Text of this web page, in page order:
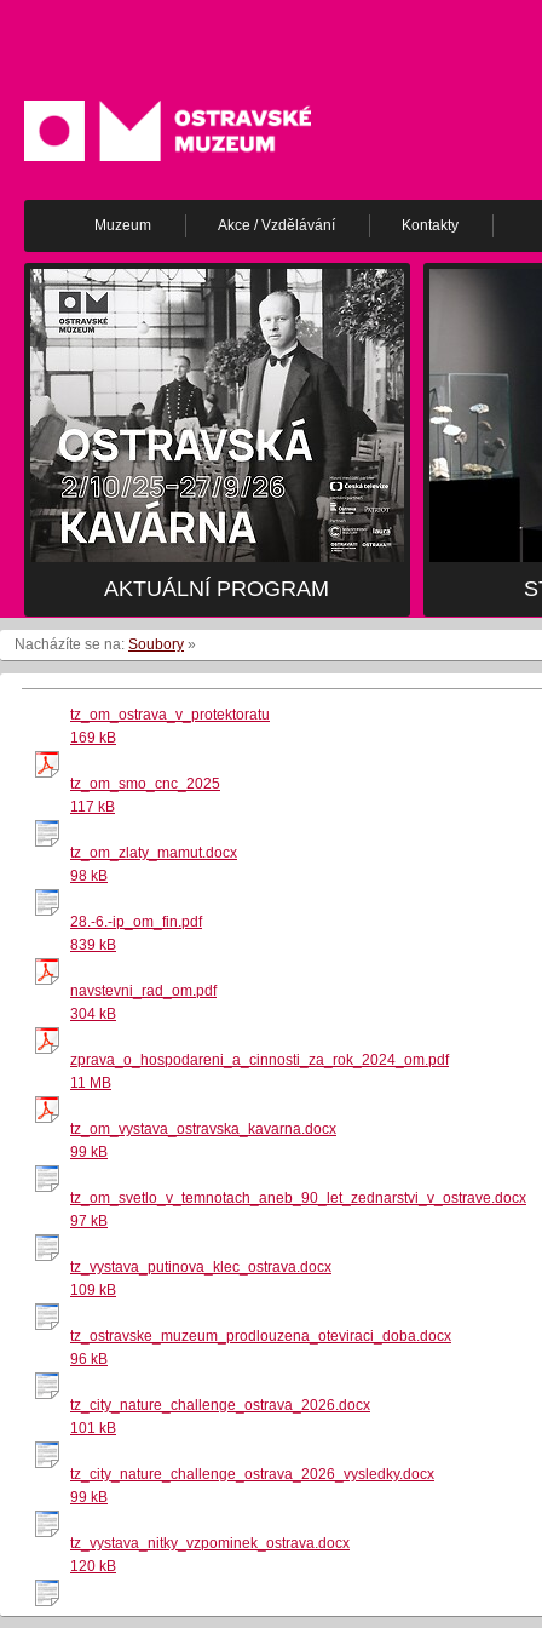
Muzeum Akce / Vzdělávání Kontakty
AKTUÁLNÍ PROGRAM
Nacházíte se na: Soubory »
tz_om_ostrava_v_protektoratu
169 kB
tz_om_smo_cnc_2025
117 kB
tz_om_zlaty_mamut.docx
98 kB
28.-6.-ip_om_fin.pdf
839 kB
navstevni_rad_om.pdf
304 kB
zprava_o_hospodareni_a_cinnosti_za_rok_2024_om.pdf
11 MB
tz_om_vystava_ostravska_kavarna.docx
99 kB
tz_om_svetlo_v_temnotach_aneb_90_let_zednarstvi_v_ostrave.docx
97 kB
tz_vystava_putinova_klec_ostrava.docx
109 kB
tz_ostravske_muzeum_prodlouzena_oteviraci_doba.docx
96 kB
tz_city_nature_challenge_ostrava_2026.docx
101 kB
tz_city_nature_challenge_ostrava_2026_vysledky.docx
99 kB
tz_vystava_nitky_vzpominek_ostrava.docx
120 kB